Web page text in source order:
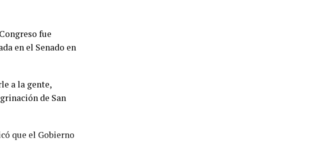
fue
en el Senado en
a la gente,
de San
que el Gobierno